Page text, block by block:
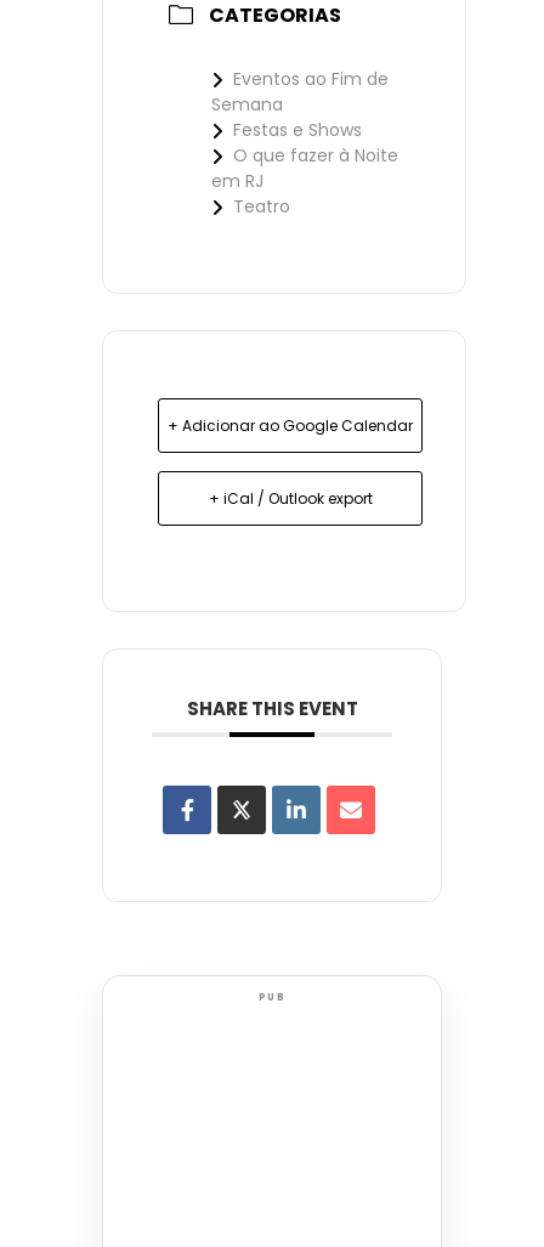
CATEGORIAS
Eventos ao Fim de
Semana
Festas e Shows
O que fazer à Noite
em RJ
Teatro
+ Adicionar ao Google Calendar
+ iCal / Outlook export
SHARE THIS EVENT
PUB